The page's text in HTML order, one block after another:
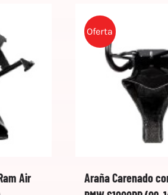
Air
Oferta
Araña Carenado